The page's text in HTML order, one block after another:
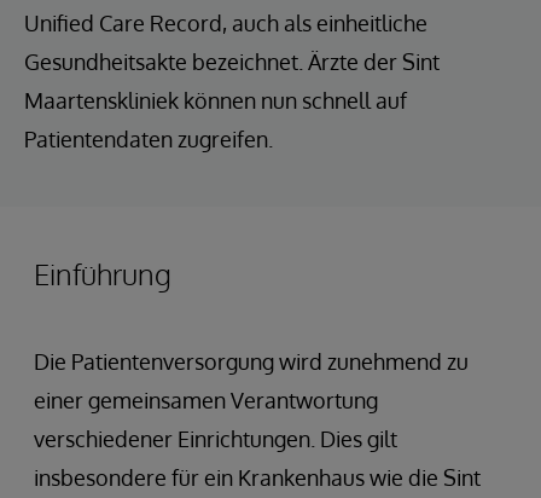
Unified Care Record, auch als einheitliche
Gesundheitsakte bezeichnet. Ärzte der Sint
Maartenskliniek können nun schnell auf
Patientendaten zugreifen.
Einführung
Die Patientenversorgung wird zunehmend zu
einer gemeinsamen Verantwortung
verschiedener Einrichtungen. Dies gilt
insbesondere für ein Krankenhaus wie die Sint